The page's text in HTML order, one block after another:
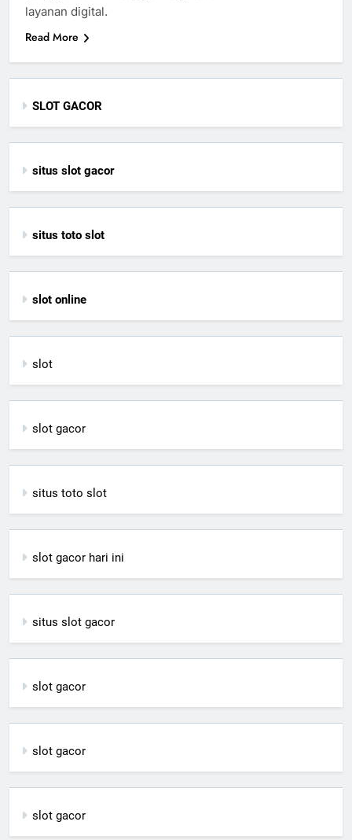
layanan digital.
Read More
SLOT GACOR
situs slot gacor
situs toto slot
slot online
slot
slot gacor
situs toto slot
slot gacor hari ini
situs slot gacor
slot gacor
slot gacor
slot gacor